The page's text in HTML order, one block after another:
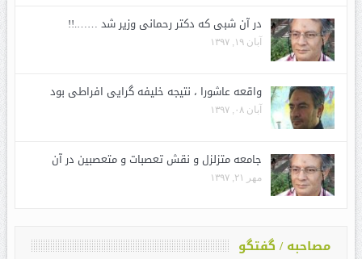
در آن شبی که دکتر رحمانی وزیر شد …….!!
آبان ۱۹, ۱۳۹۷
واقعه عاشورا ، نتیجه خلیفه گرایی افراطی بود
آبان ۰۸, ۱۳۹۷
جامعه متزلزل و نقش تعصبات و متعصبین در آن
مهر ۲۱, ۱۳۹۷
مصاحبه / گفتگو